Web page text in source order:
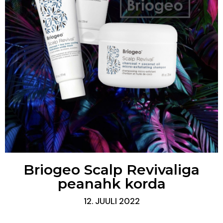
Briogeo Scalp Revivaliga
peanahk korda
12. JUULI 2022